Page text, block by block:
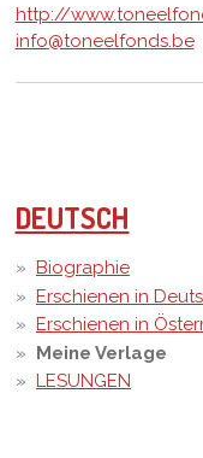
http://
info@toneelfonds.be
DEUTSCH
Biographie
Erschienen in
Erschienen in
Meine Verlage
LESUNGEN